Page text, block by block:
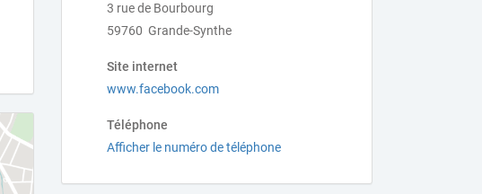
3 rue de Bourbourg
59760 Grande-Synthe
Site internet
www.facebook.com
Téléphone
Afficher le numéro de téléphone